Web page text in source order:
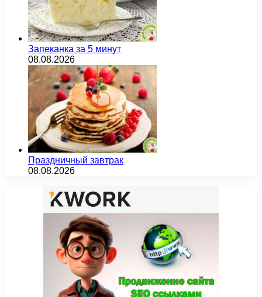
Запеканка за 5 минут
08.08.2026
Праздничный завтрак
08.08.2026